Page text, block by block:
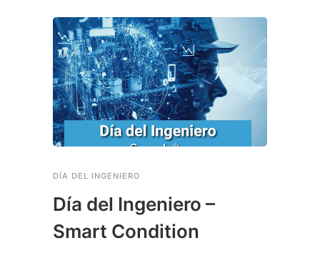
DÍA DEL INGENIERO
Día del Ingeniero –
Smart Condition